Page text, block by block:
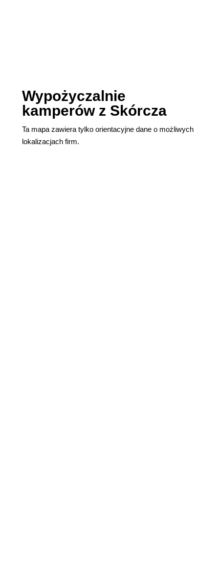
Wypożyczalnie
kamperów z Skórcza
Ta mapa zawiera tylko orientacyjne dane o możliwych
lokalizacjach firm.